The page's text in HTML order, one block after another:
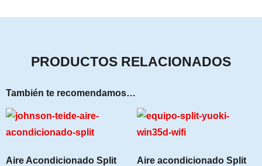
PRODUCTOS RELACIONADOS
También te recomendamos…
Aire Acondicionado Split
Aire acondicionado Split